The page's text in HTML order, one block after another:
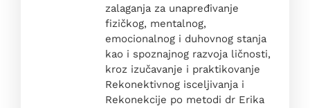
zalaganja za unapređivanje
fizičkog, mentalnog,
emocionalnog i duhovnog stanja
kao i spoznajnog razvoja ličnosti,
kroz izučavanje i praktikovanje
Rekonektivnog isceljivanja i
Rekonekcije po metodi dr Erika